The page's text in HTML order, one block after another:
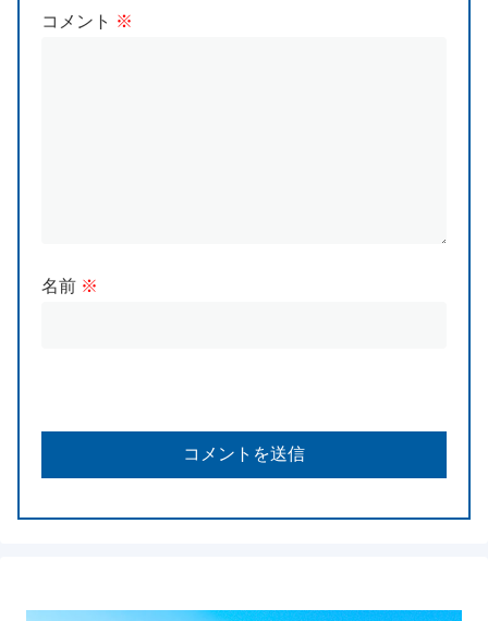
コメント ※
名前 ※